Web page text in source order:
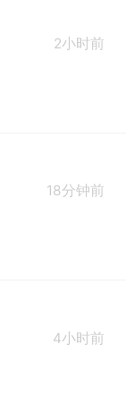
2小时前
18分钟前
4小时前